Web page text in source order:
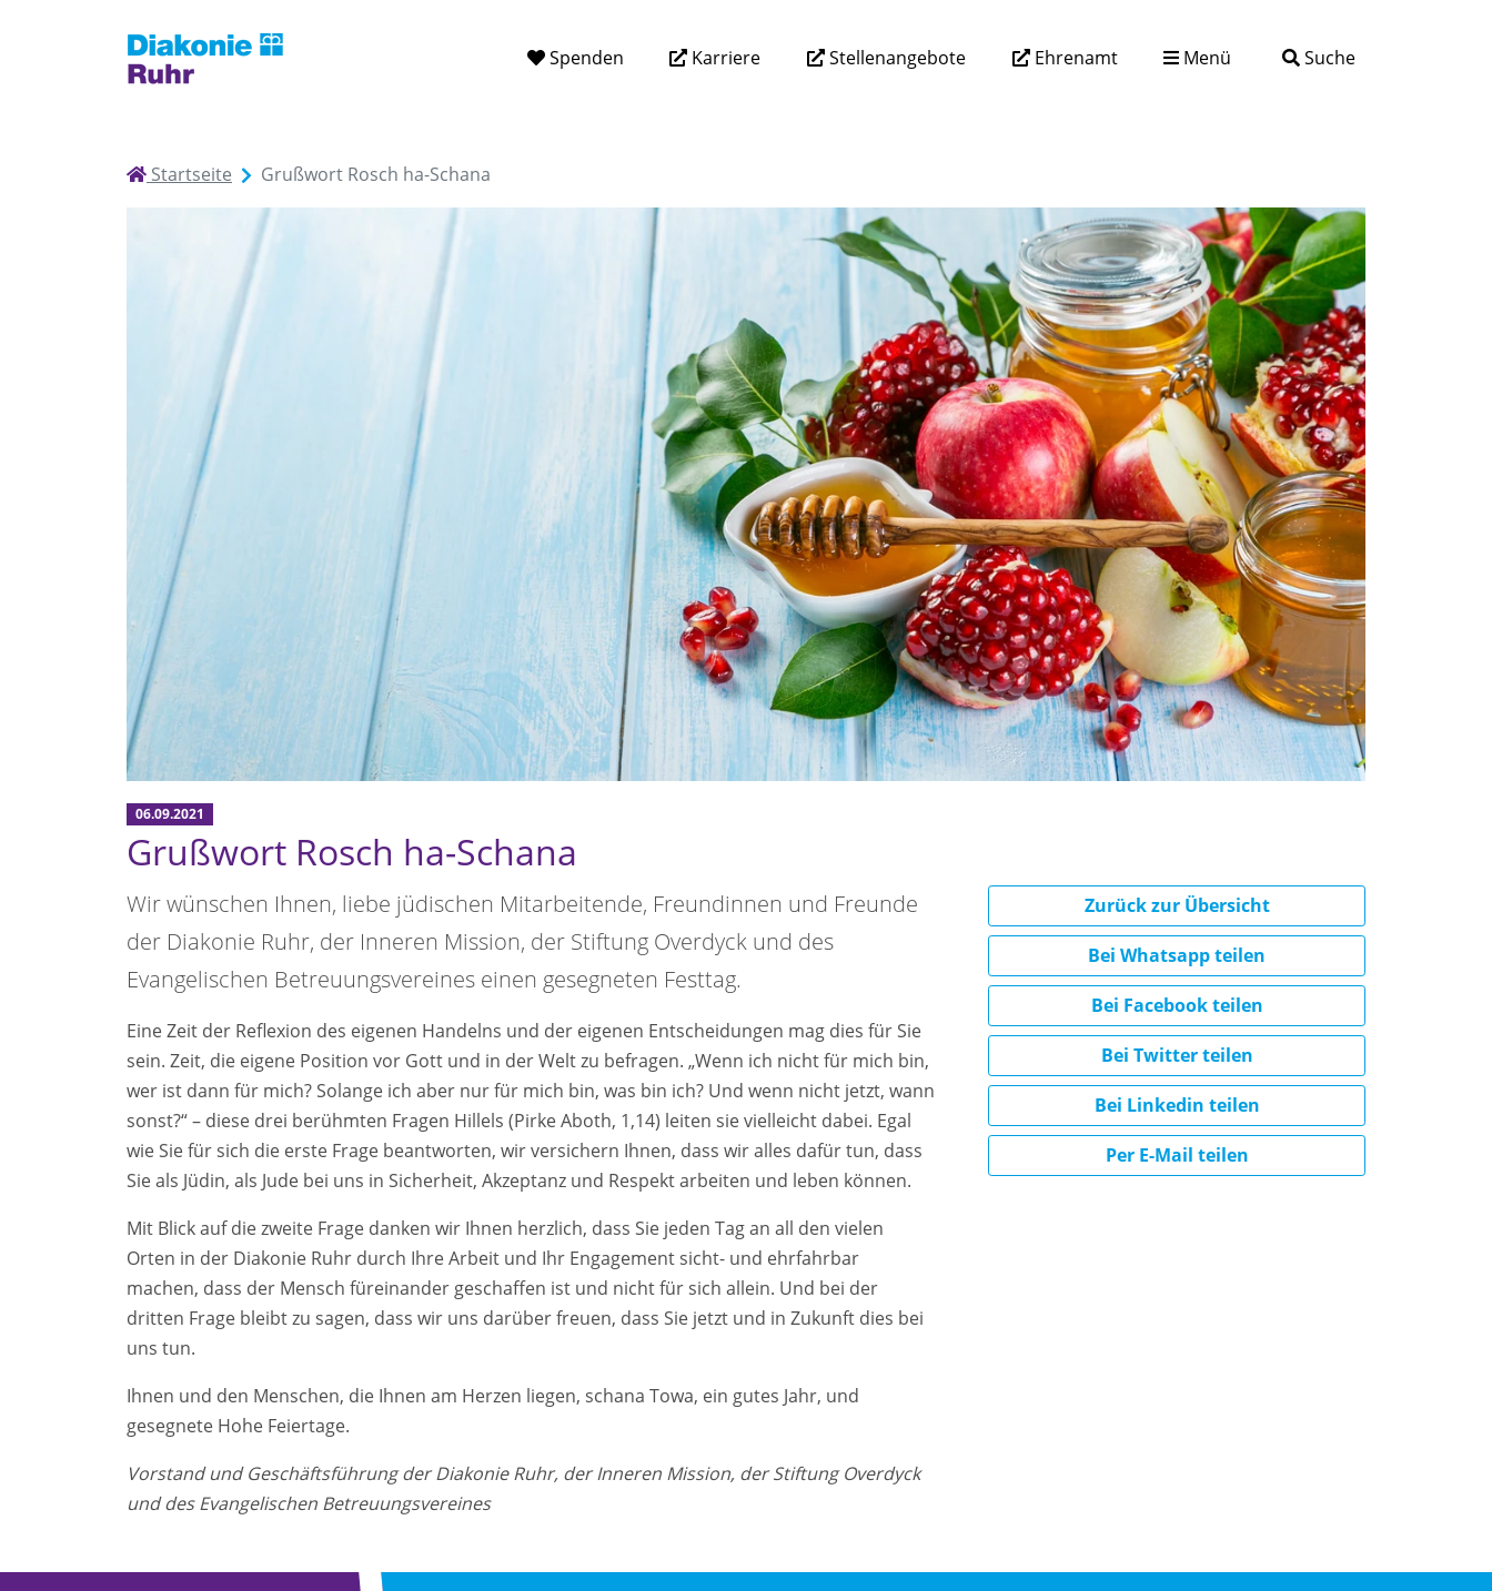
Spenden Karriere Stellenangebote Ehrenamt Menü Suche
Startseite Grußwort Rosch ha-Schana
06.09.2021
Grußwort Rosch ha-Schana
Wir wünschen Ihnen, liebe jüdischen Mitarbeitende, Freundinnen und Freunde
der Diakonie Ruhr, der Inneren Mission, der Stiftung Overdyck und des
Evangelischen Betreuungsvereines einen gesegneten Festtag.
Eine Zeit der Reflexion des eigenen Handelns und der eigenen Entscheidungen mag dies für Sie
sein. Zeit, die eigene Position vor Gott und in der Welt zu befragen. „Wenn ich nicht für mich bin,
wer ist dann für mich? Solange ich aber nur für mich bin, was bin ich? Und wenn nicht jetzt, wann
sonst?“ – diese drei berühmten Fragen Hillels (Pirke Aboth, 1,14) leiten sie vielleicht dabei. Egal
wie Sie für sich die erste Frage beantworten, wir versichern Ihnen, dass wir alles dafür tun, dass
Sie als Jüdin, als Jude bei uns in Sicherheit, Akzeptanz und Respekt arbeiten und leben können.
Mit Blick auf die zweite Frage danken wir Ihnen herzlich, dass Sie jeden Tag an all den vielen
Orten in der Diakonie Ruhr durch Ihre Arbeit und Ihr Engagement sicht- und ehrfahrbar
machen, dass der Mensch füreinander geschaffen ist und nicht für sich allein. Und bei der
dritten Frage bleibt zu sagen, dass wir uns darüber freuen, dass Sie jetzt und in Zukunft dies bei
uns tun.
Ihnen und den Menschen, die Ihnen am Herzen liegen, schana Towa, ein gutes Jahr, und
gesegnete Hohe Feiertage.
Vorstand und Geschäftsführung der Diakonie Ruhr, der Inneren Mission, der Stiftung Overdyck
und des Evangelischen Betreuungsvereines
Zurück zur Übersicht
Bei Whatsapp teilen
Bei Facebook teilen
Bei Twitter teilen
Bei Linkedin teilen
Per E-Mail teilen